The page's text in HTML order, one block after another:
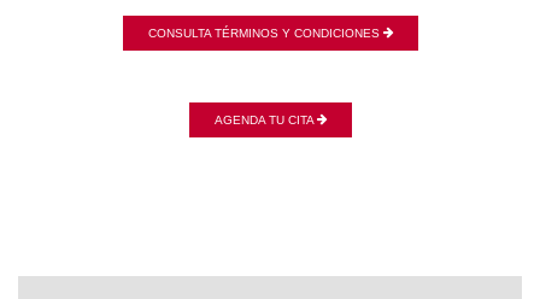
CONSULTA TÉRMINOS Y CONDICIONES
AGENDA TU CITA